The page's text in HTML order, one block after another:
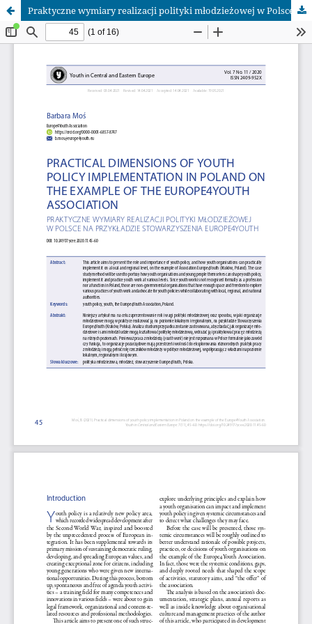
Praktyczne wymiary realizacji polityki młodzieżowej w Polsce na przykładzie Stowarzyszenia Europe4Youth